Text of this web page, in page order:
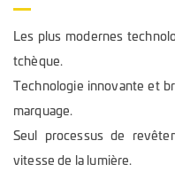
Les plus modernes
tchèque.
Technologie innovante et
marquage.
Seul processus de
vitesse de la lumière.